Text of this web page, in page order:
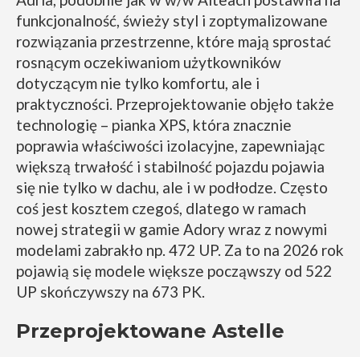
funkcjonalność, świeży styl i zoptymalizowane
rozwiązania przestrzenne, które mają sprostać
rosnącym oczekiwaniom użytkowników
dotyczącym nie tylko komfortu, ale i
praktyczności. Przeprojektowanie objęło także
technologię – pianka XPS, która znacznie
poprawia właściwości izolacyjne, zapewniając
większą trwałość i stabilność pojazdu pojawia
się nie tylko w dachu, ale i w podłodze. Często
coś jest kosztem czegoś, dlatego w ramach
nowej strategii w gamie Adory wraz z nowymi
modelami zabrakło np. 472 UP. Za to na 2026 rok
pojawią się modele większe począwszy od 522
UP skończywszy na 673 PK.
Przeprojektowane Astelle